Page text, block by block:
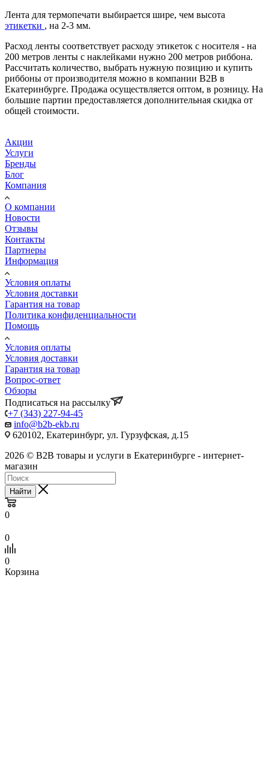
Лента для термопечати выбирается шире, чем высота
этикетки , на 2-3 мм.
Расход ленты соответствует расходу этикеток с носителя - на
200 метров ленты с наклейками нужно 200 метров риббона.
Рассчитать количество, выбрать нужную позицию и купить
риббоны от производителя можно в компании B2B в
Екатеринбурге. Продажа осуществляется оптом, в розницу. На
большие партии предоставляется дополнительная скидка от
общей стоимости.
Акции
Услуги
Бренды
Блог
Компания
О компании
Новости
Отзывы
Контакты
Партнеры
Информация
Условия оплаты
Условия доставки
Гарантия на товар
Политика конфиденциальности
Помощь
Условия оплаты
Условия доставки
Гарантия на товар
Вопрос-ответ
Обзоры
Подписаться на рассылку
+7 (343) 227-94-45
info@b2b-ekb.ru
620102, Екатеринбург, ул. Гурзуфская, д.15
2026 © B2B товары и услуги в Екатеринбурге - интернет-
магазин
Найти
0
0
0
Корзина